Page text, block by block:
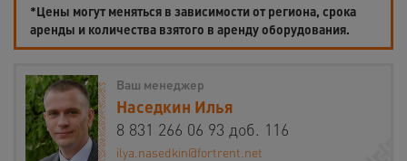
*Цены могут меняться в зависимости от региона, срока
аренды и количества взятого в аренду оборудования.
Ваш менеджер
Наседкин Илья
8 831 266 06 93 доб. 116
ilya.nasedkin@fortrent.net